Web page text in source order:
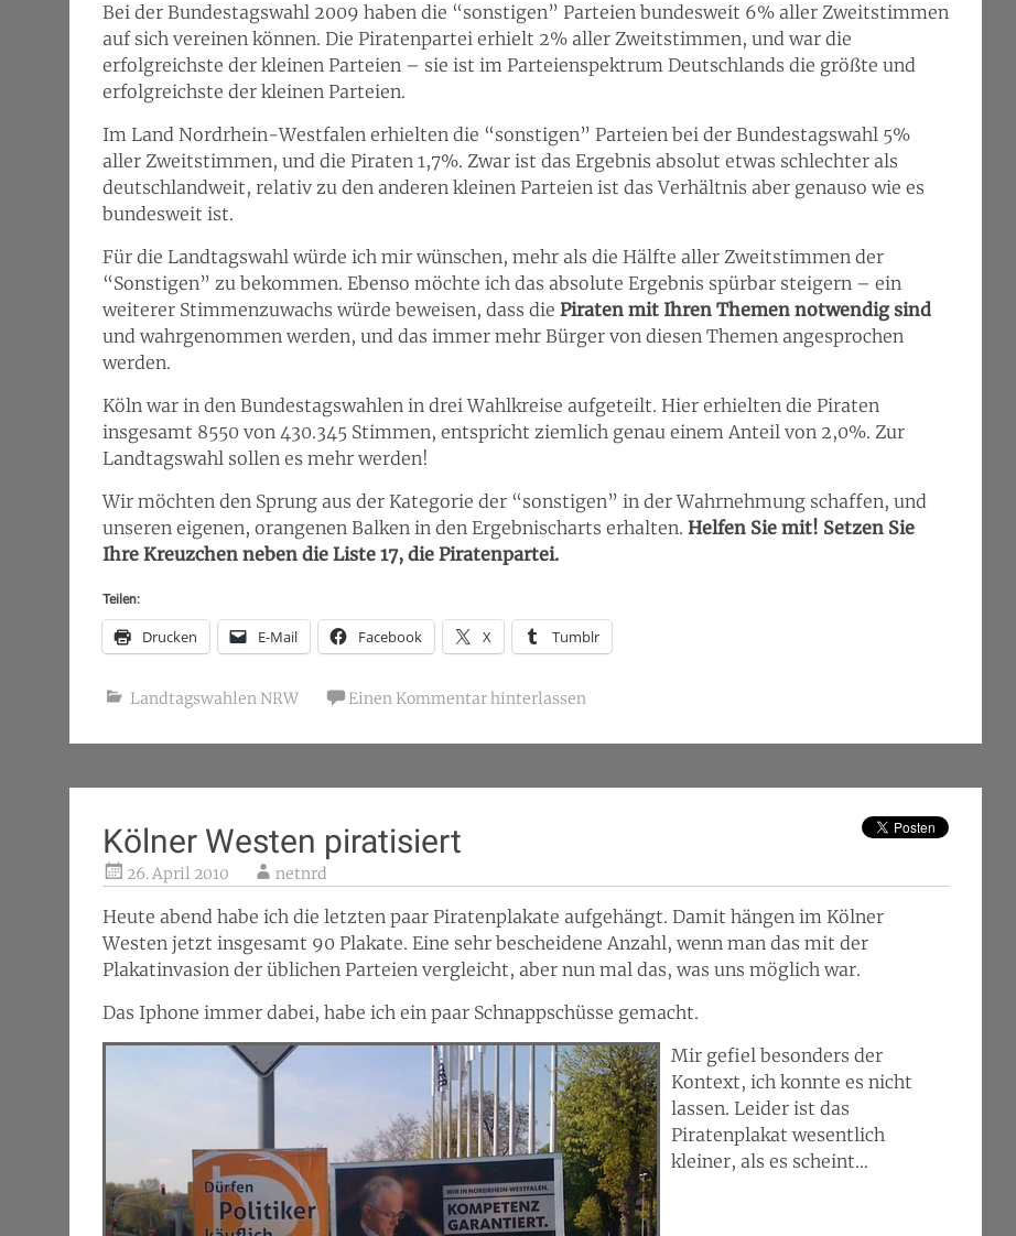
Bei der Bundestagswahl 2009 haben die “sonstigen” Parteien bundesweit 6% aller Zweitstimmen
auf sich vereinen können. Die Piratenpartei erhielt 2% aller Zweitstimmen, und war die
erfolgreichste der kleinen Parteien – sie ist im Parteienspektrum Deutschlands die größte und
erfolgreichste der kleinen Parteien.
Im Land Nordrhein-Westfalen erhielten die “sonstigen” Parteien bei der Bundestagswahl 5%
aller Zweitstimmen, und die Piraten 1,7%. Zwar ist das Ergebnis absolut etwas schlechter als
deutschlandweit, relativ zu den anderen kleinen Parteien ist das Verhältnis aber genauso wie es
bundesweit ist.
Für die Landtagswahl würde ich mir wünschen, mehr als die Hälfte aller Zweitstimmen der
“Sonstigen” zu bekommen. Ebenso möchte ich das absolute Ergebnis spürbar steigern – ein
weiterer Stimmenzuwachs würde beweisen, dass die Piraten mit Ihren Themen notwendig sind
und wahrgenommen werden, und das immer mehr Bürger von diesen Themen angesprochen
werden.
Köln war in den Bundestagswahlen in drei Wahlkreise aufgeteilt. Hier erhielten die Piraten
insgesamt 8550 von 430.345 Stimmen, entspricht ziemlich genau einem Anteil von 2,0%. Zur
Landtagswahl sollen es mehr werden!
Wir möchten den Sprung aus der Kategorie der “sonstigen” in der Wahrnehmung schaffen, und
unseren eigenen, orangenen Balken in den Ergebnischarts erhalten. Helfen Sie mit! Setzen Sie
Ihre Kreuzchen neben die Liste 17, die Piratenpartei.
Teilen:
Drucken E-Mail Facebook X Tumblr
Landtagswahlen NRW Einen Kommentar hinterlassen
Kölner Westen piratisiert
26. April 2010 netnrd
Heute abend habe ich die letzten paar Piratenplakate aufgehängt. Damit hängen im Kölner
Westen jetzt insgesamt 90 Plakate. Eine sehr bescheidene Anzahl, wenn man das mit der
Plakatinvasion der üblichen Parteien vergleicht, aber nun mal das, was uns möglich war.
Das Iphone immer dabei, habe ich ein paar Schnappschüsse gemacht.
Mir gefiel besonders der
Kontext, ich konnte es nicht
lassen. Leider ist das
Piratenplakat wesentlich
kleiner, als es scheint…